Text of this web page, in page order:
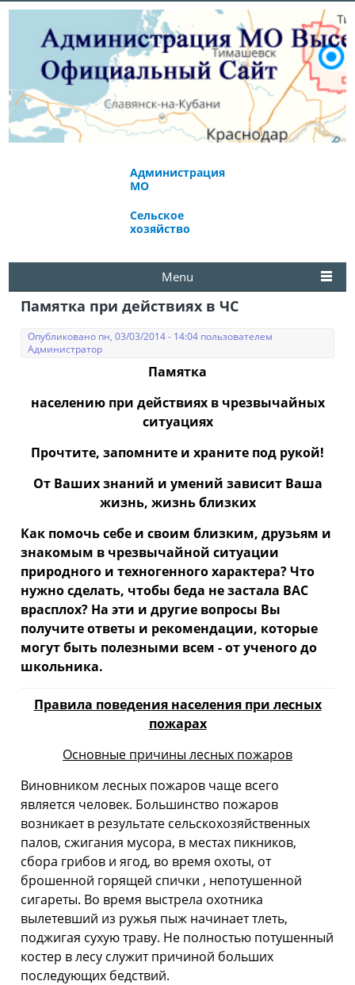
Администрация
МО
Сельское
хозяйство
Menu
Памятка при действиях в ЧС
Опубликовано пн, 03/03/2014 - 14:04 пользователем
Администратор
Памятка
населению при действиях в чрезвычайных
ситуациях
Прочтите, запомните и храните под рукой!
От Ваших знаний и умений зависит Ваша
жизнь, жизнь близких
Как помочь себе и своим близким, друзьям и
знакомым в чрезвычайной ситуации
природного и техногенного характера? Что
нужно сделать, чтобы беда не застала ВАС
врасплох? На эти и другие вопросы Вы
получите ответы и рекомендации, которые
могут быть полезными всем - от ученого до
школьника.
Правила поведения населения при лесных
пожарах
Основные причины лесных пожаров
Виновником лесных пожаров чаще всего
является человек. Большинство пожаров
возникает в результате сельскохозяйственных
палов, сжигания мусора, в местах пикников,
сбора грибов и ягод, во время охоты, от
брошенной горящей спички , непотушенной
сигареты. Во время выстрела охотника
вылетевший из ружья пыж начинает тлеть,
поджигая сухую траву. Не полностью потушенный
костер в лесу служит причиной больших
последующих бедствий.